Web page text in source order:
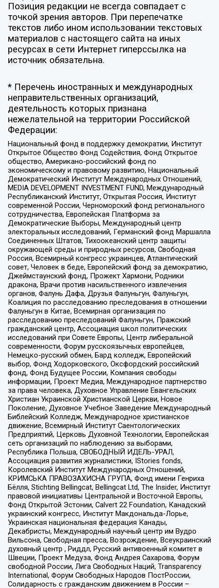
Позиция редакции не всегда совпадает с
точкой зрения авторов. При перепечатке
текстов либо ином использовании текстовых
материалов с настоящего сайта на иных
ресурсах в сети Интернет гиперссылка на
источник обязательна.
* Перечень иностранных и международных
неправительственных организаций,
деятельность которых признана
нежелательной на территории Российской
Федерации:
Национальный фонд в поддержку демократии, Институт
Открытое Общество Фонд Содействия, Фонд Открытое
общество, Американо-российский фонд по
экономическому и правовому развитию, Национальный
Демократический Институт Международных Отношений,
MEDIA DEVELOPMENT INVESTMENT FUND, Международный
Республиканский Институт, Открытая Россия, Институт
современной России, Черноморский фонд регионального
сотрудничества, Европейская Платформа за
Демократические Выборы, Международный центр
электоральных исследований, Германский фонд Маршалла
Соединенных Штатов, Тихоокеанский центр защиты
окружающей среды и природных ресурсов, Свободная
Россия, Всемирный конгресс украинцев, Атлантический
совет, Человек в беде, Европейский фонд за демократию,
Джеймстаунский фонд, Прожект Хармони, Родники
дракона, Врачи против насильственного извлечения
органов, Фалунь Дафа, Друзья Фалуньгун, Фалуньгун,
Коалиция по расследованию преследования в отношении
Фалуньгун в Китае, Всемирная организация по
расследованию преследований Фалуньгун, Пражский
гражданский центр, Ассоциация школ политических
исследований при Совете Европы, Центр либеральной
современности, Форум русскоязычных европейцев,
Немецко-русский обмен, Бард колледж, Европейский
выбор, Фонд Ходорковского, Оксфордский российский
фонд, Фонд Будущее России, Компания свободы
информации, Проект Медиа, Международное партнерство
за права человека, Духовное Управление Евангельских
Христиан Украинской Христианской Церкви, Новое
Поколение, Духовное Учебное Заведение Международный
Библейский Колледж, Международное христианское
движение, Всемирный Институт Саентологических
Предприятий, Церковь Духовной Технологии, Европейская
сеть организаций по наблюдению за выборами,
Республика Польша, СВОБОДНЫЙ ИДЕЛЬ-УРАЛ,
Ассоциация развития журналистики, IStories fonds,
Королевский Институт Международных Отношений,
КРИМСЬКА ПРАВОЗАХИСНА ГРУПА, Фонд имени Генриха
Бёлля, Stichting Bellingcat, Bellingcat Ltd, The Insider, Институт
правовой инициативы Центральной и Восточной Европы,
Фонд Открытой Эстонии, Calvert 22 Foundation, Канадский
украинский конгресс, Институт Макдональда-Лорье,
Украинская национальная федерация Канады,
Декабристы, Международный научный центр им Вудро
Вильсона, Свободная пресса, Возрождение, Всеукраинский
духовный центр , Риддл, Русский антивоенный комитет в
Швеции, Проект Медуза, Фонд Андрея Сахарова, Форум
свободной России, Лига Свободных Наций, Transparеncy
International, Форум Свободных Народов ПостРоссии,
Солидарность с гражданским движением в России –